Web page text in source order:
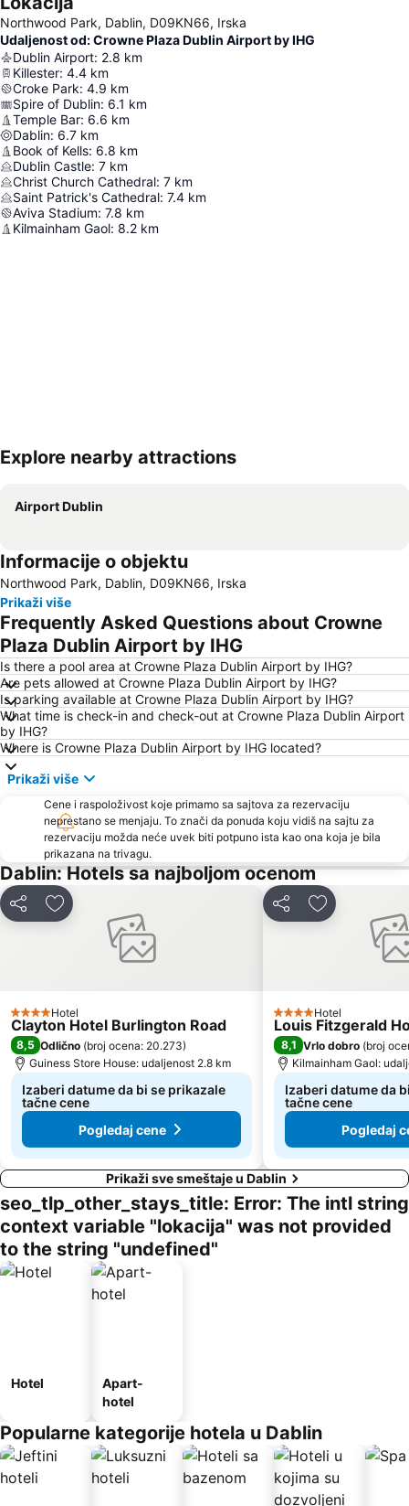
Northwood Park, Dablin, D09KN66, Irska
Udaljenost od: Crowne Plaza Dublin Airport by IHG
Dublin Airport: 2.8 km
Killester: 4.4 km
Croke Park: 4.9 km
Spire of Dublin: 6.1 km
Temple Bar: 6.6 km
Dablin: 6.7 km
Book of Kells: 6.8 km
Dublin Castle: 7 km
Christ Church Cathedral: 7 km
Saint Patrick's Cathedral: 7.4 km
Aviva Stadium: 7.8 km
Kilmainham Gaol: 8.2 km
Explore nearby attractions
Airport Dublin
Informacije o objektu
Northwood Park, Dablin, D09KN66, Irska
Prikaži više
Frequently Asked Questions about Crowne
Plaza Dublin Airport by IHG
Is there a pool area at Crowne Plaza Dublin Airport by IHG?
Are pets allowed at Crowne Plaza Dublin Airport by IHG?
Is parking available at Crowne Plaza Dublin Airport by IHG?
What time is check-in and check-out at Crowne Plaza Dublin Airport
by IHG?
Where is Crowne Plaza Dublin Airport by IHG located?
Prikaži više
Cene i raspoloživost koje primamo sa sajtova za rezervaciju
neprestano se menjaju. To znači da ponuda koju vidiš na sajtu za
rezervaciju možda neće uvek biti potpuno ista kao ona koja je bila
prikazana na trivagu.
Dablin: Hotels sa najboljom ocenom
Deli Dodati u favorite
4 Zvezdice
Hotel
Clayton Hotel Burlington Road
8,5 Odlično (broj ocena: 20.273)
Guiness Store House: udaljenost 2.8 km
Izaberi datume da bi se prikazale
tačne cene
Pogledaj cene
Deli Dodati u
4 Zvezdice
Hotel
Louis Fitzgerald
8,1 Vrlo dobro (broj
Kilmainham Gaol:
Izaberi datume da
tačne cene
Pogledaj
Prikaži sve smeštaje u Dablin
seo_tlp_other_stays_title: Error: The intl string
context variable "lokacija" was not provided
to the string "undefined"
Hotel
Apart-
hotel
Popularne kategorije hotela u Dablin